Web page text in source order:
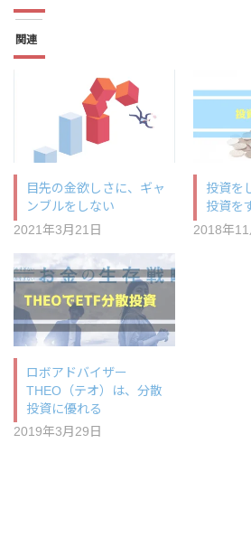
関連
目先の金欲しさに、ギャ
ンブルをしない
2021年3月21日
投資を
投資を
2018年11
ロボアドバイザー
THEO（テオ）は、分散
投資に優れる
2019年3月29日